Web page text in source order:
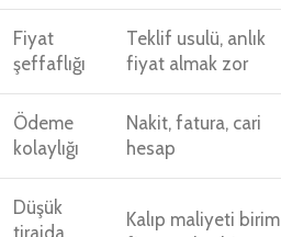
Fiyat
şeffaflığı
Teklif usulü, anlık
fiyat almak zor
Ödeme
kolaylığı
Nakit, fatura, cari
hesap
Düşük
tirajda
Kalıp maliyeti birim